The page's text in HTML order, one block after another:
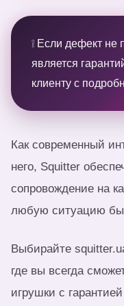
❕ Если дефект
является
клиенту с
Как современный
него, Squitter
сопровождение на
любую ситуацию
Выбирайте
где вы всегда
игрушки с